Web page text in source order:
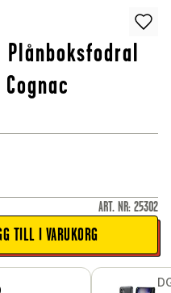
Plånboksfodral
ART. NR: 25302
TILL I VARUKORG